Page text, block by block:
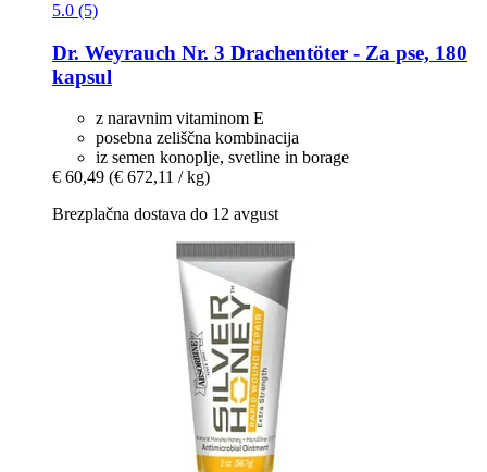
5.0 (5)
Dr. Weyrauch Nr. 3 Drachentöter -​ Za pse, 180
kapsul
z naravnim vitaminom E
posebna zeliščna kombinacija
iz semen konoplje, svetline in borage
€ 60,49 (€ 672,11 / kg)
Brezplačna dostava do 12 avgust